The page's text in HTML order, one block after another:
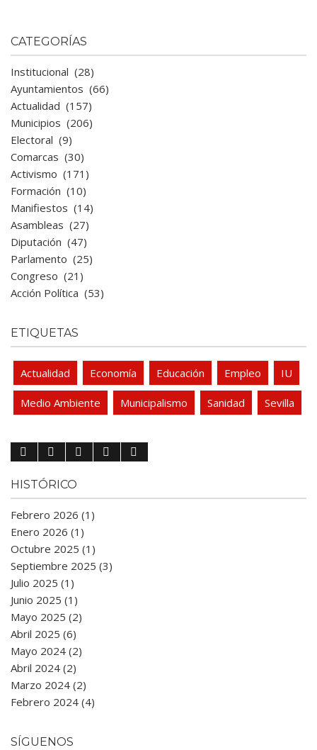
CATEGORÍAS
Institucional (28)
Ayuntamientos (66)
Actualidad (157)
Municipios (206)
Electoral (9)
Comarcas (30)
Activismo (171)
Formación (10)
Manifiestos (14)
Asambleas (27)
Diputación (47)
Parlamento (25)
Congreso (21)
Acción Política (53)
ETIQUETAS
Actualidad Economía Educación Empleo IU
Medio Ambiente Municipalismo Sanidad Sevilla
HISTÓRICO
Febrero 2026 (1)
Enero 2026 (1)
Octubre 2025 (1)
Septiembre 2025 (3)
Julio 2025 (1)
Junio 2025 (1)
Mayo 2025 (2)
Abril 2025 (6)
Mayo 2024 (2)
Abril 2024 (2)
Marzo 2024 (2)
Febrero 2024 (4)
SÍGUENOS